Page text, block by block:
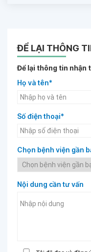
ĐỂ LẠI THÔNG
Để lại thông tin nhận
Họ và tên*
Số điện thoại*
Chọn bệnh viện gần
Nội dung cần tư vấn